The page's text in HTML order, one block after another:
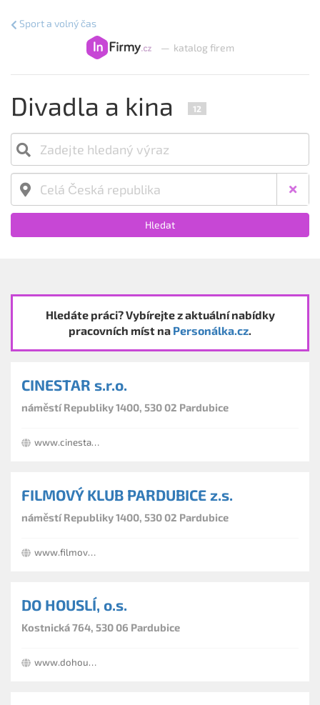
— katalog firem
Sport a volný čas
Divadla a kina 12
Hledat
Hledáte práci? Vybírejte z aktuální nabídky
pracovních míst na Personálka.cz.
CINESTAR s.r.o.
náměstí Republiky 1400, 530 02 Pardubice
www.cinestar.cz
FILMOVÝ KLUB PARDUBICE z.s.
náměstí Republiky 1400, 530 02 Pardubice
www.filmovyklubpardubice.cz
DO HOUSLÍ, o.s.
Kostnická 764, 530 06 Pardubice
www.dohousli.cz